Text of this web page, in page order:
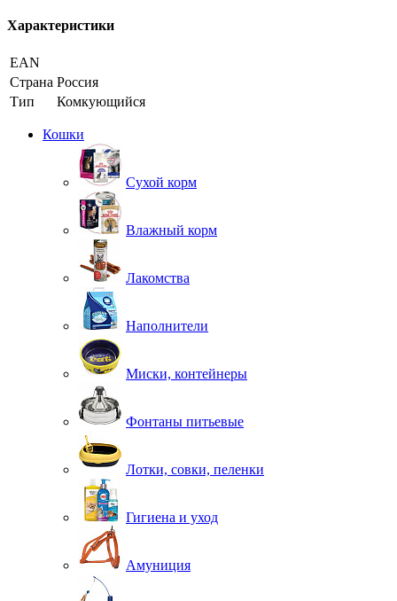
Характеристики
EAN
Страна Россия
Тип
Комкующийся
Кошки
Сухой корм
Влажный корм
Лакомства
Наполнители
Миски, контейнеры
Фонтаны питьевые
Лотки, совки, пеленки
Гигиена и уход
Амуниция